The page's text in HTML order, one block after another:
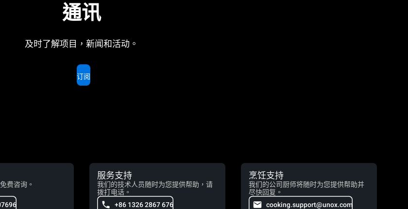
通讯
及时了解项目，新闻和活动。
订阅
费咨询。
服务支持
我们的技术人员随时为您提供帮助，请
拨打电话。
+86 1326 2867 676
烹饪支持
我们的公司厨师将随时为您提供帮助并
尽快回复。
cooking.support@unox.com